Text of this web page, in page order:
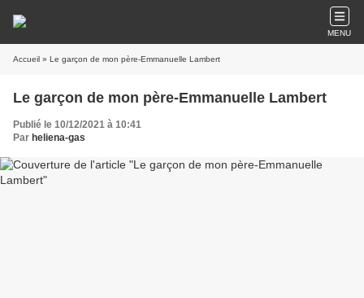
MENU
Accueil » Le garçon de mon père-Emmanuelle Lambert
Le garçon de mon père-Emmanuelle Lambert
Publié le 10/12/2021 à 10:41
Par heliena-gas